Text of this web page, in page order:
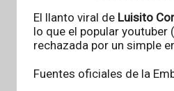
El llanto viral de Luisito
lo que el popular
rechazada por un simple
Fuentes oficiales de la